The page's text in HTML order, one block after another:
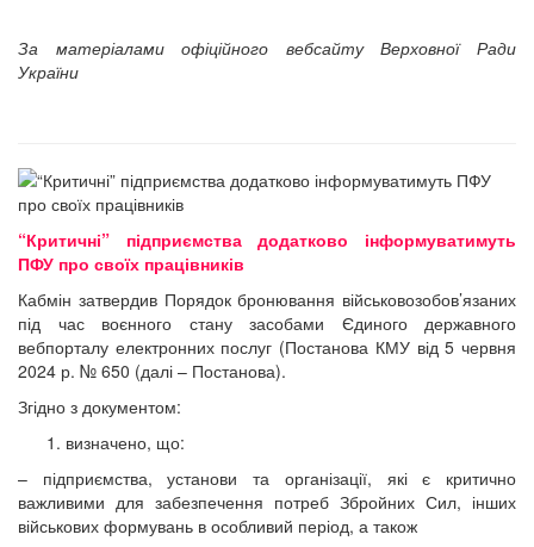
За матеріалами офіційного вебсайту Верховної Ради
України
“Критичні” підприємства додатково інформуватимуть
ПФУ про своїх працівників
Кабмін затвердив Порядок бронювання військовозобов’язаних
під час воєнного стану засобами Єдиного державного
вебпорталу електронних послуг (Постанова КМУ від 5 червня
2024 р. № 650 (далі – Постанова).
Згідно з документом:
визначено, що:
– підприємства, установи та організації, які є критично
важливими для забезпечення потреб Збройних Сил, інших
військових формувань в особливий період, а також